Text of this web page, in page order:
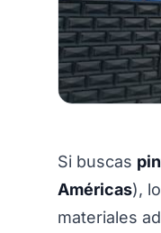
Si buscas
Américas),
materiales